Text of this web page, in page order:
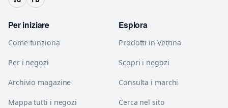
Per iniziare
Come funziona
Per i negozi
Archivio magazine
Mappa tutti i negozi
Esplora
Prodotti in Vetrina
Scopri i negozi
Consulta i marchi
Cerca nel sito